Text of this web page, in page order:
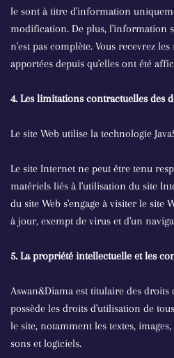
le sont à titre d'information
modification. De plus, l'information
n'est pas complète. Vous recevrez
apportées depuis qu'elles ont été
4. Les limitations contractuelles des
Le site Web utilise la technologie
Le site Internet ne peut être tenu
matériels liés à l'utilisation du site
du site Web s'engage à visiter le site
à jour, exempt de virus et d'un
5. La propriété intellectuelle et les
Aswan&Diama est titulaire des
possède les droits d'utilisation de
le site, notamment les textes,
sons et logiciels.